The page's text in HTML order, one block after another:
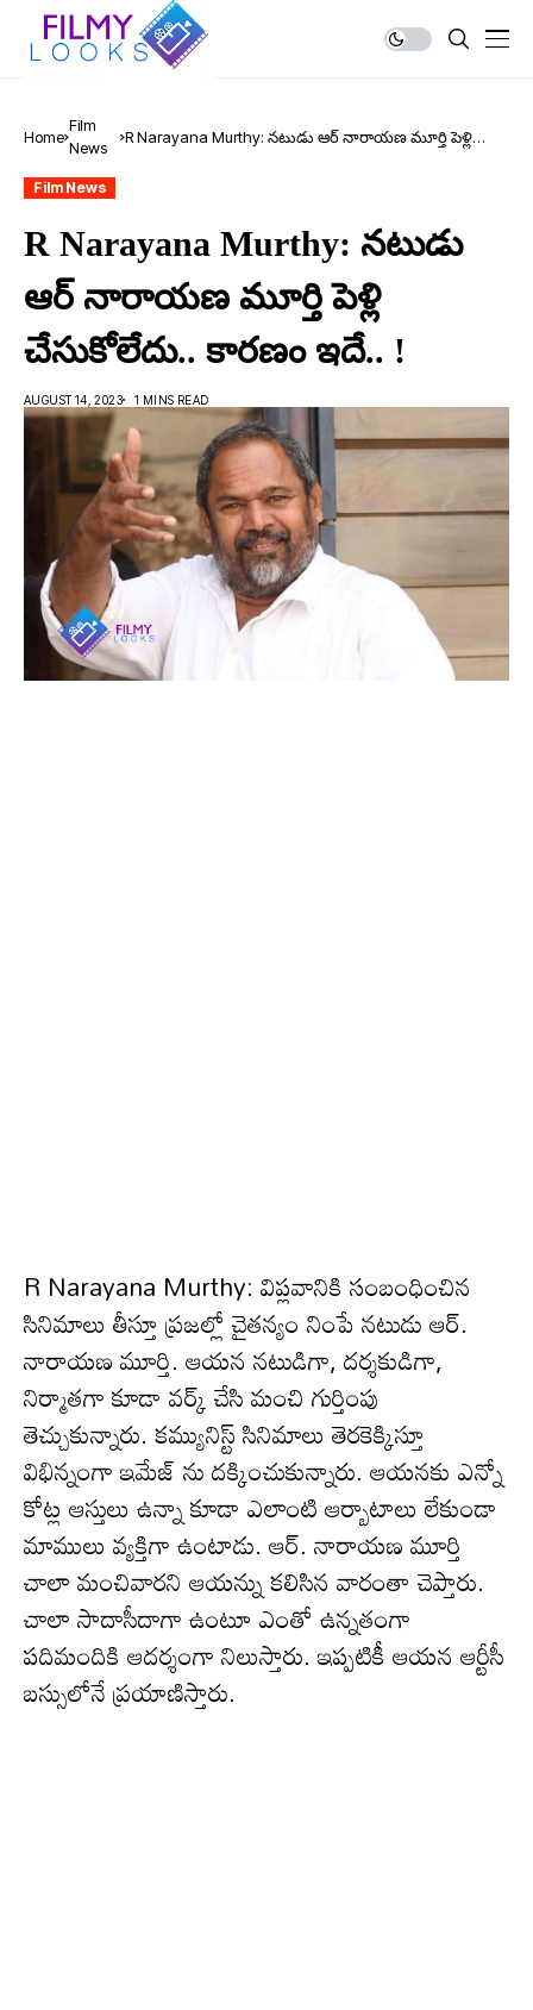
Home
Film
News
R Narayana Murthy: నటుడు ఆర్ నారాయణ మూర్తి పెళ్లి
Film News
R Narayana Murthy: నటుడు
ఆర్ నారాయణ మూర్తి పెళ్లి
చేసుకోలేదు.. కారణం ఇదే.. !
AUGUST 14, 2023 1 MINS READ
R Narayana Murthy: విప్లవానికి సంబంధించిన
సినిమాలు తీస్తూ ప్రజల్లో చైతన్యం నింపే నటుడు ఆర్.
నారాయణ మూర్తి. ఆయన నటుడిగా, దర్శకుడిగా,
నిర్మాతగా కూడా వర్క్ చేసి మంచి గుర్తింపు
తెచ్చుకున్నారు. కమ్యునిస్ట్ సినిమాలు తెరకెక్కిస్తూ
విభిన్నంగా ఇమేజ్ ను దక్కించుకున్నారు. ఆయనకు ఎన్నో
కోట్ల ఆస్తులు ఉన్నా కూడా ఎలాంటి ఆర్బాటాలు లేకుండా
మాములు వ్యక్తిగా ఉంటాడు. ఆర్. నారాయణ మూర్తి
చాలా మంచివారని ఆయన్ను కలిసిన వారంతా చెప్తారు.
చాలా సాదాసీదాగా ఉంటూ ఎంతో ఉన్నతంగా
పదిమందికి ఆదర్శంగా నిలుస్తారు. ఇప్పటికీ ఆయన ఆర్టీసీ
బస్సులోనే ప్రయాణిస్తారు.